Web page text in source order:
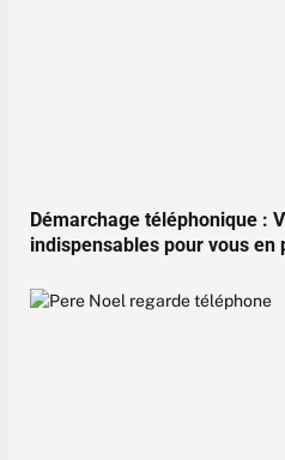
Démarchage téléphonique :
indispensables pour vous en